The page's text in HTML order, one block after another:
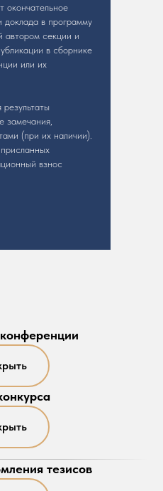
окончательное
в программу
автором секции и
в сборнике
или их
замечания,
(при их наличии).
взнос
тезисов